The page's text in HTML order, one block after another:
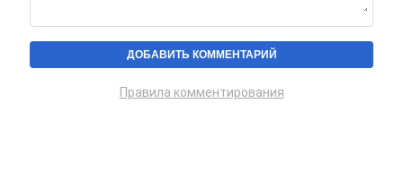
Правила комментирования